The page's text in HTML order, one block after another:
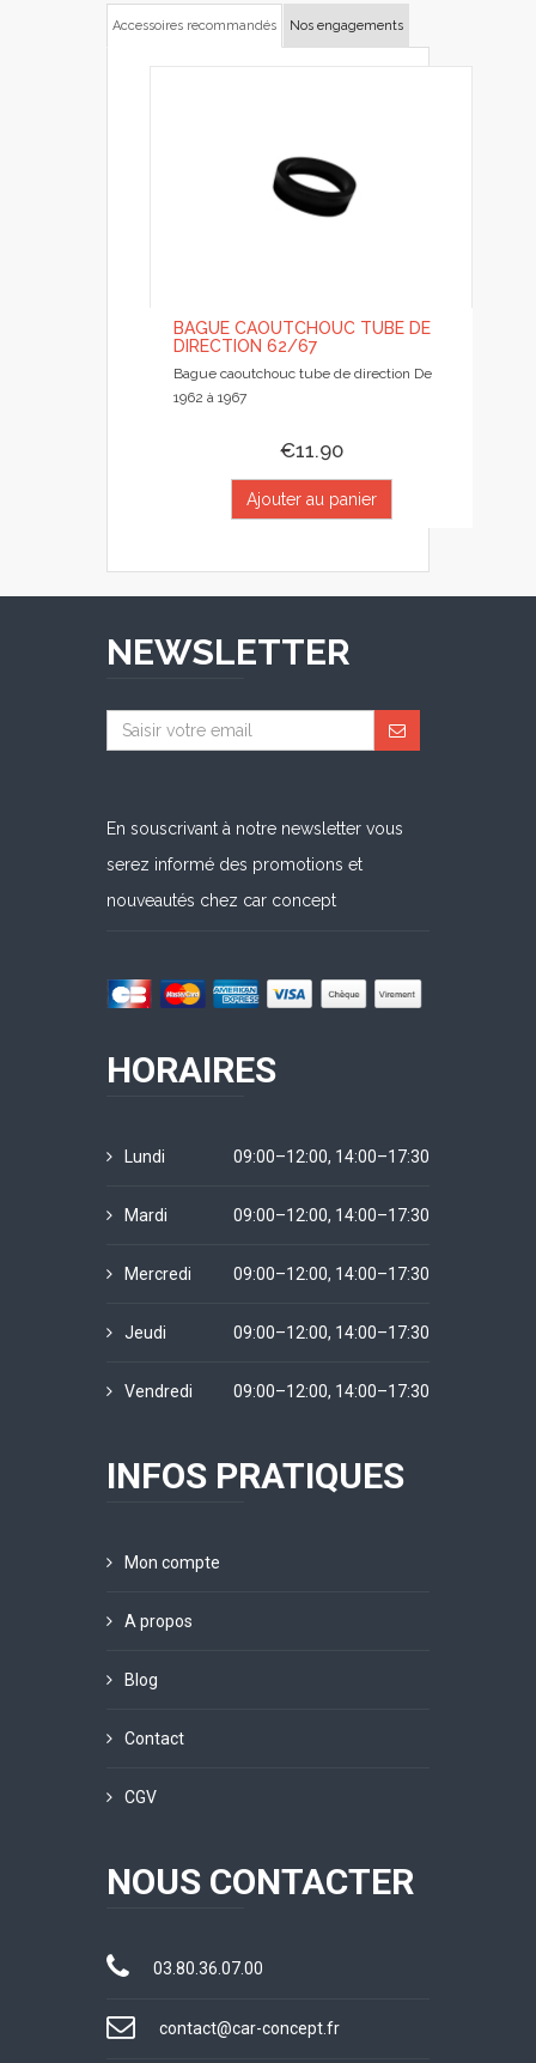
Accessoires recommandés Nos engagements
BAGUE CAOUTCHOUC TUBE DE
DIRECTION 62/67
Bague caoutchouc tube de direction De
1962 à 1967
€11.90
Ajouter au panier
NEWSLETTER
En souscrivant à notre newsletter vous
serez informé des promotions et
nouveautés chez car concept
HORAIRES
Lundi 09:00–12:00, 14:00–17:30
Mardi 09:00–12:00, 14:00–17:30
Mercredi 09:00–12:00, 14:00–17:30
Jeudi 09:00–12:00, 14:00–17:30
Vendredi 09:00–12:00, 14:00–17:30
INFOS PRATIQUES
Mon compte
A propos
Blog
Contact
CGV
NOUS CONTACTER
03.80.36.07.00
contact@car-concept.fr